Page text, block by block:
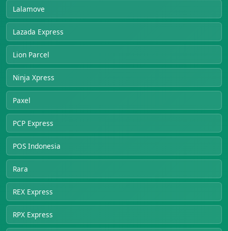
Lalamove
Lazada Express
Lion Parcel
Ninja Xpress
Paxel
PCP Express
POS Indonesia
Rara
REX Express
RPX Express